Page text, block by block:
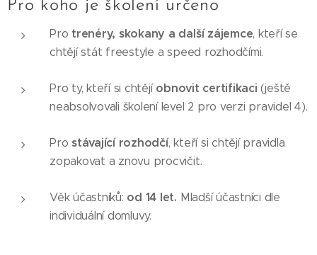
Pro koho je školení určeno
Pro trenéry, skokany a další zájemce, kteří se
chtějí stát freestyle a speed rozhodčími.
Pro ty, kteří si chtějí obnovit certifikaci (ještě
neabsolvovali školení level 2 pro verzi pravidel 4).
Prostávající rozhodčí, kteří si chtějí pravidla
zopakovat a znovu procvičit.
Věk účastníků: od 14 let. Mladší účastníci dle
individuální domluvy.